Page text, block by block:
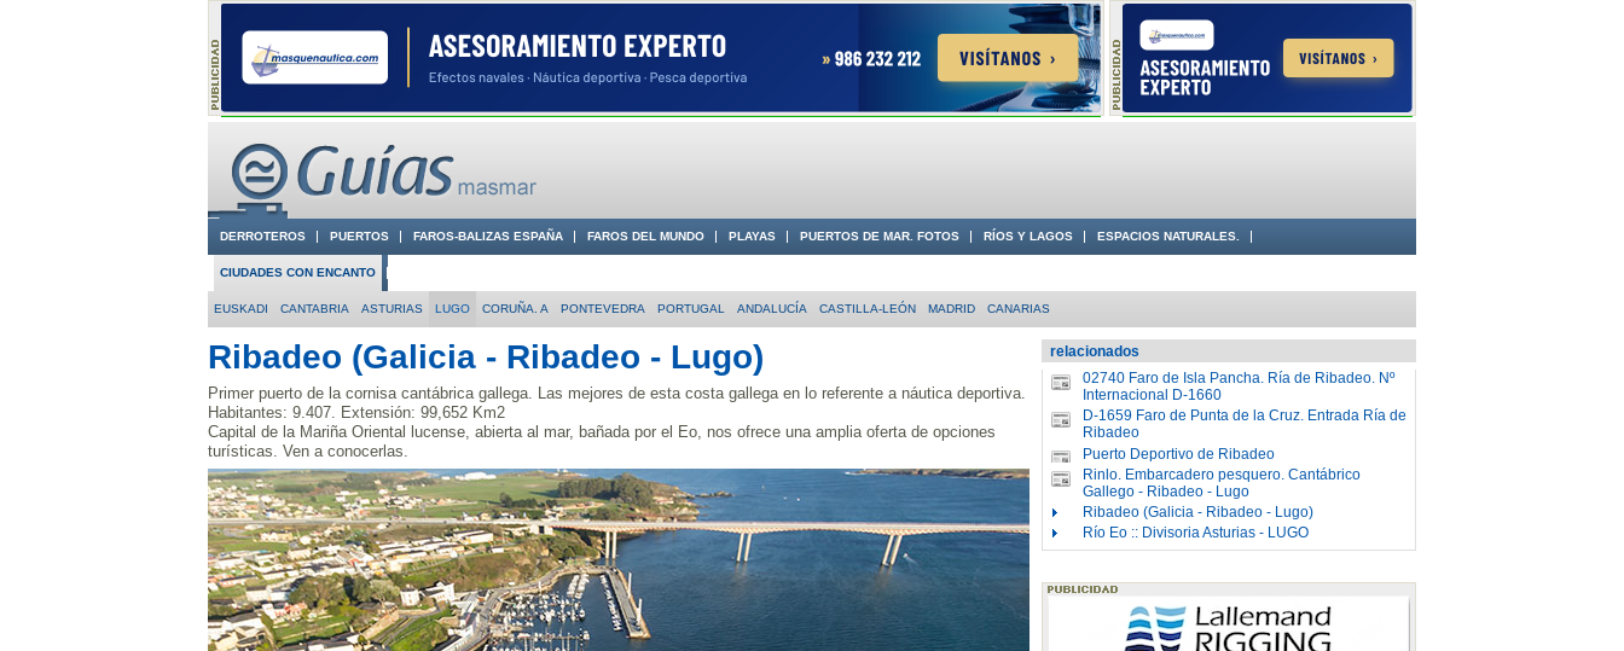
DERROTEROS PUERTOS FAROS-BALIZAS ESPAÑA FAROS DEL MUNDO PLAYAS PUERTOS DE MAR. FOTOS RÍOS Y LAGOS ESPACIOS NATURALES.
CIUDADES CON ENCANTO
EUSKADI CANTABRIA ASTURIAS LUGO CORUÑA. A PONTEVEDRA PORTUGAL ANDALUCÍA CASTILLA-LEÓN MADRID CANARIAS
Ribadeo (Galicia - Ribadeo - Lugo)
Primer puerto de la cornisa cantábrica gallega. Las mejores de esta costa gallega en lo referente a náutica deportiva.
Habitantes: 9.407. Extensión: 99,652 Km2
Capital de la Mariña Oriental lucense, abierta al mar, bañada por el Eo, nos ofrece una amplia oferta de opciones
turísticas. Ven a conocerlas.
relacionados
02740 Faro de Isla Pancha. Ría de Ribadeo. Nº
Internacional D-1660
D-1659 Faro de Punta de la Cruz. Entrada Ría de
Ribadeo
Puerto Deportivo de Ribadeo
Rinlo. Embarcadero pesquero. Cantábrico
Gallego - Ribadeo - Lugo
Ribadeo (Galicia - Ribadeo - Lugo)
Río Eo :: Divisoria Asturias - LUGO